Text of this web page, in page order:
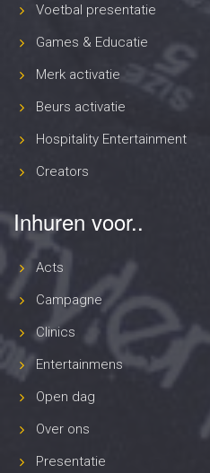
Voetbal presentatie
Games & Educatie
Merk activatie
Beurs activatie
Hospitality Entertainment
Creators
Inhuren voor..
Acts
Campagne
Clinics
Entertainmens
Open dag
Over ons
Presentatie